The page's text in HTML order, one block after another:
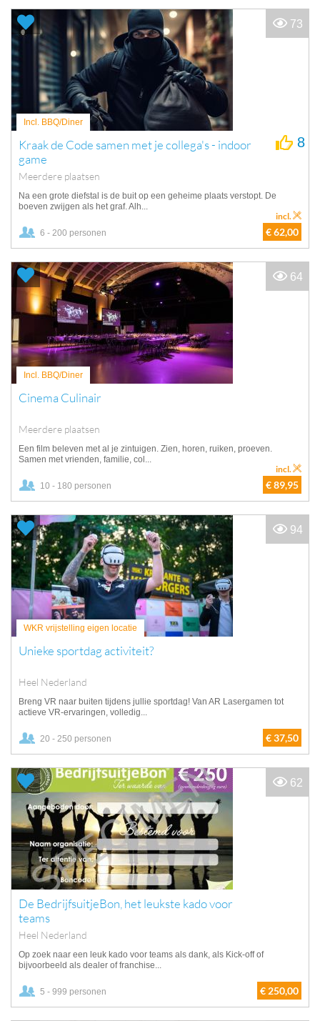
Incl. BBQ/Diner
Kraak de Code samen met je collega's - indoor
game
Meerdere plaatsen
8
Na een grote diefstal is de buit op een geheime plaats verstopt. De
boeven zwijgen als het graf. Alh...
6 - 200 personen € 62,00
incl.
73
Incl. BBQ/Diner
Cinema Culinair
Meerdere plaatsen
Een film beleven met al je zintuigen. Zien, horen, ruiken, proeven.
Samen met vrienden, familie, col...
10 - 180 personen € 89,95
incl.
64
WKR vrijstelling eigen locatie
Unieke sportdag activiteit?
Heel Nederland
Breng VR naar buiten tijdens jullie sportdag! Van AR Lasergamen tot
actieve VR-ervaringen, volledig...
20 - 250 personen € 37,50
94
De BedrijfsuitjeBon, het leukste kado voor
teams
Heel Nederland
Op zoek naar een leuk kado voor teams als dank, als Kick-off of
bijvoorbeeld als dealer of franchise...
5 - 999 personen € 250,00
62